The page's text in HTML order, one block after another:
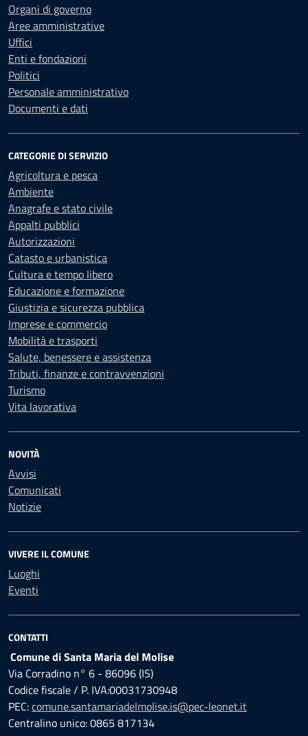
Organi di governo
Aree amministrative
Uffici
Enti e fondazioni
Politici
Personale amministrativo
Documenti e dati
CATEGORIE DI SERVIZIO
Agricoltura e pesca
Ambiente
Anagrafe e stato civile
Appalti pubblici
Autorizzazioni
Catasto e urbanistica
Cultura e tempo libero
Educazione e formazione
Giustizia e sicurezza pubblica
Imprese e commercio
Mobilità e trasporti
Salute, benessere e assistenza
Tributi, finanze e contravvenzioni
Turismo
Vita lavorativa
NOVITÀ
Avvisi
Comunicati
Notizie
VIVERE IL COMUNE
Luoghi
Eventi
CONTATTI
Comune di Santa Maria del Molise
Via Corradino n° 6 - 86096 (IS)
Codice fiscale / P. IVA:00031730948
PEC:comune.santamariadelmolise.is@pec-leonet.it
Centralino unico: 0865 817134